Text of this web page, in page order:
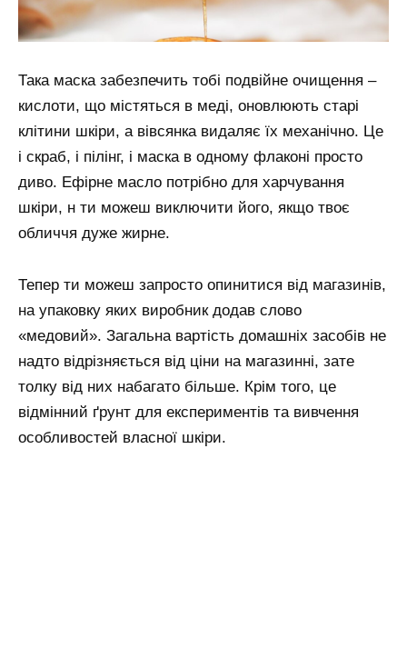
Така маска забезпечить тобі подвійне очищення –
кислоти, що містяться в меді, оновлюють старі
клітини шкіри, а вівсянка видаляє їх механічно. Це
і скраб, і пілінг, і маска в одному флаконі просто
диво. Ефірне масло потрібно для харчування
шкіри, н ти можеш виключити його, якщо твоє
обличчя дуже жирне.
Тепер ти можеш запросто опинитися від магазинів,
на упаковку яких виробник додав слово
«медовий». Загальна вартість домашніх засобів не
надто відрізняється від ціни на магазинні, зате
толку від них набагато більше. Крім того, це
відмінний ґрунт для експериментів та вивчення
особливостей власної шкіри.